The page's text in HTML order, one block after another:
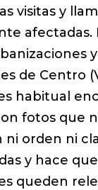
visitas y
afectadas.
de Centro
habitual
fotos que
orden ni
y hace
queden